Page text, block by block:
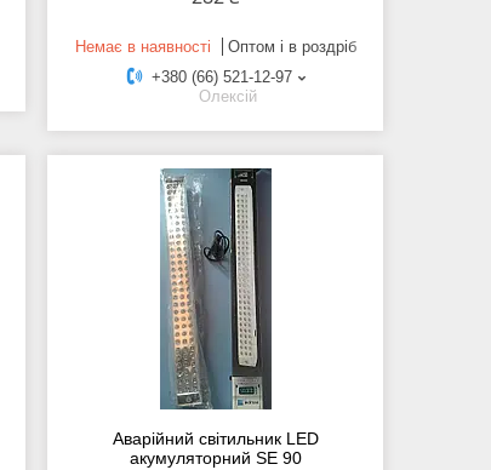
Немає в наявності
Оптом і в роздріб
+380 (66) 521-12-97
Олексій
Аварійний світильник LED
акумуляторний SE 90